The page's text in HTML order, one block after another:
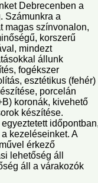
Debrecenben a
Számunkra a
magas színvonalon,
korszerű
mindezt
állunk
fogékszer
esztétikus (fehér)
porcelán
koronák, kivehető
készítése.
kezeléseinket. A
érkező
lehetőség áll
áll a várakozók